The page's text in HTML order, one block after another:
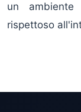
un
rispettoso